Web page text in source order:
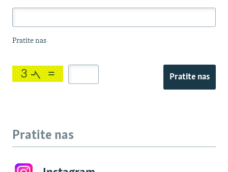
Pratite nas
Pratite nas
Pratite nas